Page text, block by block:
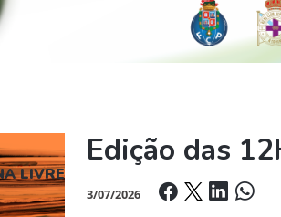
LIVRE
Edição das
3/07/2026